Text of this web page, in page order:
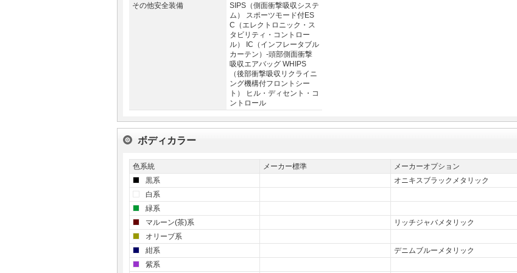
その他安全装備
SIPS（側面衝撃吸収システ
ム） スポーツモード付ES
C（エレクトロニック・ス
タビリティ・コントロー
ル） IC（インフレータブル
カーテン）-頭部側面衝撃
吸収エアバッグ WHIPS
（後部衝撃吸収リクライニ
ング機構付フロントシー
ト） ヒル・ディセント・コ
ントロール
ボディカラー
色系統 メーカー標準
メーカーオプション
黒系
オニキスブラックメタリック
白系
緑系
マルーン(茶)系
リッチジャバメタリック
オリーブ系
紺系
デニムブルーメタリック
紫系